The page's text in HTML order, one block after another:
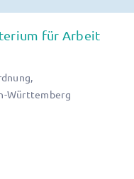
für Arbeit
Württemberg